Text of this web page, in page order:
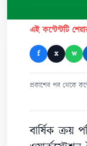
এই কন্টেন্টটি
f x w
প্রকাশের পর থেকে
বার্ষিক ক্রয়